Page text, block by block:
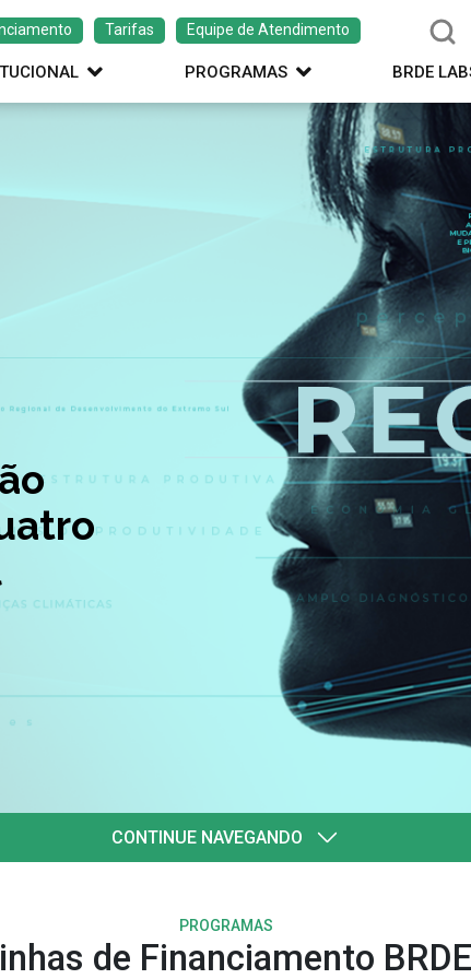
Tarifas Equipe de Atendimento
PROGRAMAS BRDE
CONTINUE NAVEGANDO
PROGRAMAS
de Financiamento BRDE